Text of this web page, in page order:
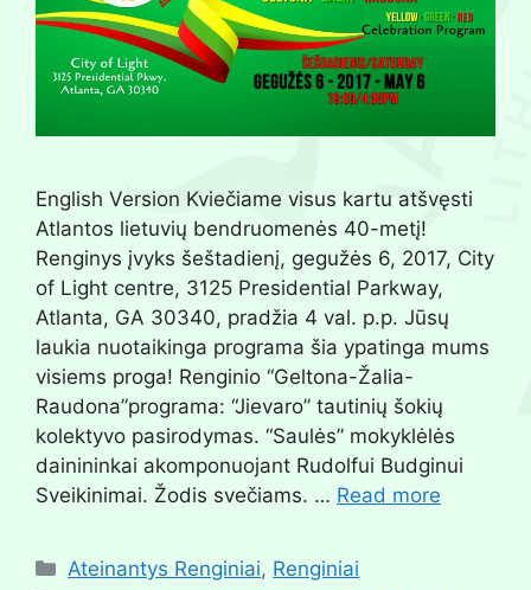
English Version Kviečiame visus kartu atšvęsti
Atlantos lietuvių bendruomenės 40-metį!
Renginys įvyks šeštadienį, gegužės 6, 2017, City
of Light centre, 3125 Presidential Parkway,
Atlanta, GA 30340, pradžia 4 val. p.p. Jūsų
laukia nuotaikinga programa šia ypatinga mums
visiems proga! Renginio “Geltona-Žalia-
Raudona”programa: “Jievaro” tautinių šokių
kolektyvo pasirodymas. “Saulės” mokyklėlės
dainininkai akomponuojant Rudolfui Budginui
Sveikinimai. Žodis svečiams. … Read more
Ateinantys Renginiai, Renginiai